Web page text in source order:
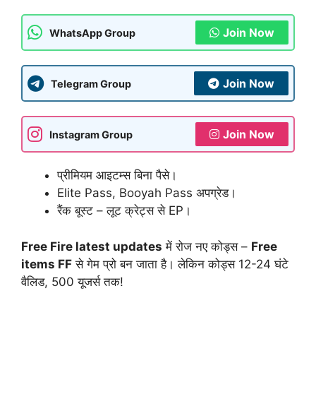
WhatsApp Group Join Now
Telegram Group Join Now
Instagram Group Join Now
प्रीमियम आइटम्स बिना पैसे।
Elite Pass, Booyah Pass अपग्रेड।
रैंक बूस्ट – लूट क्रेट्स से EP।
Free Fire latest updates में रोज नए कोड्स – Free
items FF से गेम प्रो बन जाता है। लेकिन कोड्स 12-24 घंटे
वैलिड, 500 यूजर्स तक!